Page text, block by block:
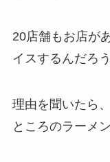
20店舗もお店が
イスするんだろ
理由を聞いたら
ところのラーメ